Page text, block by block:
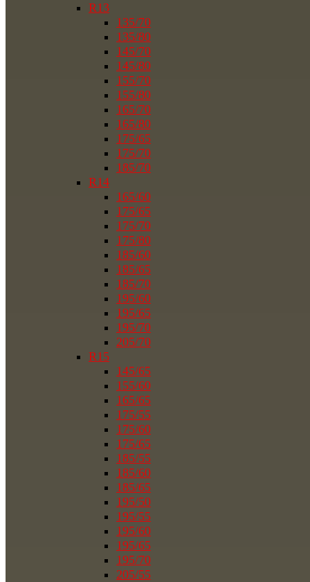
R13
135/70
135/80
145/70
145/80
155/70
155/80
165/70
165/80
175/65
175/70
185/70
R14
165/60
175/65
175/70
175/80
185/60
185/65
185/70
195/60
195/65
195/70
205/70
R15
145/65
155/60
165/65
175/55
175/60
175/65
185/55
185/60
185/65
195/50
195/55
195/60
195/65
195/70
205/55